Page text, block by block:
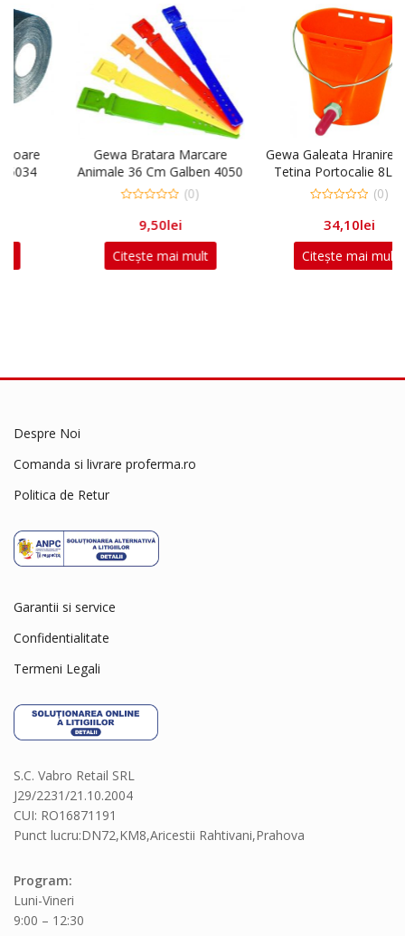
Gewa Bratara Marcare
Animale 36 Cm Galben 4050
(0)
Citește mai mult
Gewa Galeata Hranire Vitei 1
Tetina Portocalie 8L 1000
(0)
lei
Citește mai mult
Despre Noi
Comanda si livrare proferma.ro
Politica de Retur
Garantii si service
Confidentialitate
Termeni Legali
S.C. Vabro Retail SRL
J29/2231/21.10.2004
CUI: RO16871191
Punct lucru:DN72,KM8,Aricestii Rahtivani,Prahova
Program:
Luni-Vineri
9:00 – 12:30